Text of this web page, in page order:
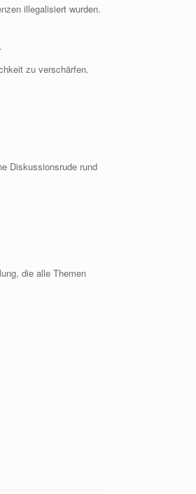
illegalisiert wurden.
zu verschärfen.
Diskussionsrude rund
die alle Themen